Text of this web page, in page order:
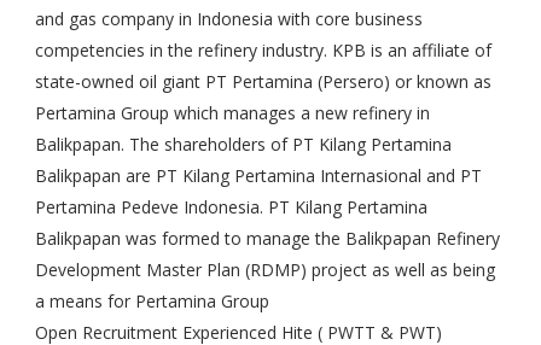
and gas company in Indonesia with core business
competencies in the refinery industry. KPB is an affiliate of
state-owned oil giant PT Pertamina (Persero) or known as
Pertamina Group which manages a new refinery in
Balikpapan. The shareholders of PT Kilang Pertamina
Balikpapan are PT Kilang Pertamina Internasional and PT
Pertamina Pedeve Indonesia. PT Kilang Pertamina
Balikpapan was formed to manage the Balikpapan Refinery
Development Master Plan (RDMP) project as well as being
a means for Pertamina Group
Open Recruitment Experienced Hite ( PWTT & PWT)